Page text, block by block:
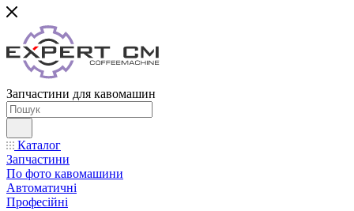
Запчастини для кавомашин
Каталог
Запчастини
По фото кавомашини
Автоматичні
Професійні